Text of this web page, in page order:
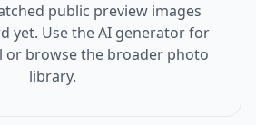
public preview images
yet. Use the AI generator for
or browse the broader photo
library.